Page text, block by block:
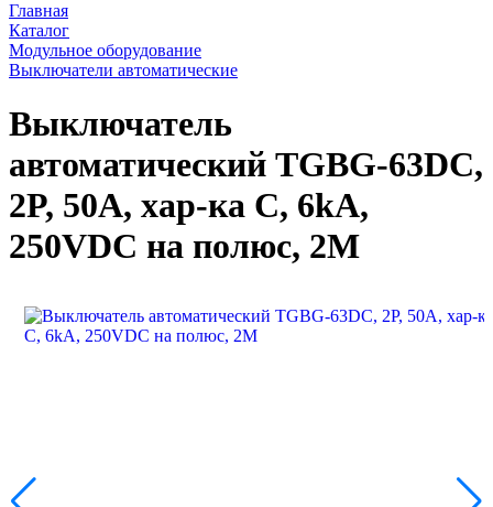
Главная
Каталог
Модульное оборудование
Выключатели автоматические
Выключатель
автоматический TGBG-63DC,
2P, 50A, хар-ка C, 6kA,
250VDC на полюс, 2M